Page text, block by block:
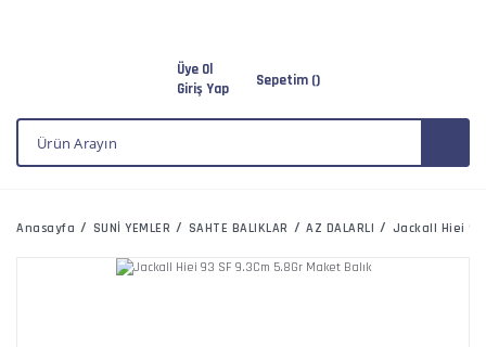
Üye Ol
Giriş Yap
Sepetim ()
Anasayfa SUNİ YEMLER SAHTE BALIKLAR AZ DALARLI Jackall Hiei 93